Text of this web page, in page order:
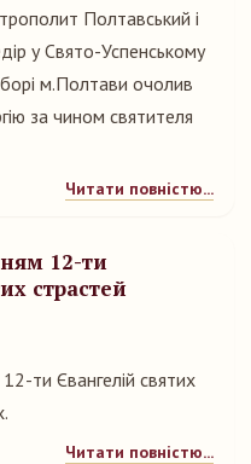
Полтавський і
у Свято-Успенському
м.Полтави очолив
за чином святителя
Читати повністю...
12-ти
страстей
ти Євангелій святих
Читати повністю...